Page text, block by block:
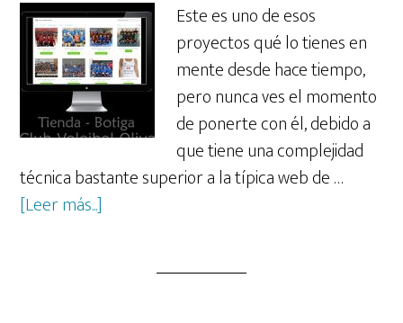
Este es uno de esos
proyectos qué lo tienes en
mente desde hace tiempo,
pero nunca ves el momento
de ponerte con él, debido a
que tiene una complejidad
técnica bastante superior a la típica web de …
[Leer más...]